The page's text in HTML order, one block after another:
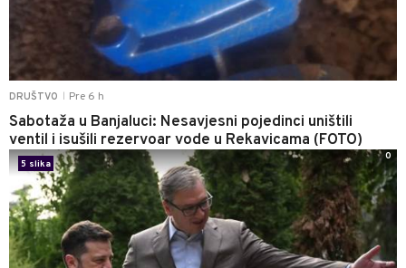
DRUŠTVO Pre 6 h
Sabotaža u Banjaluci: Nesavjesni pojedinci uništili
ventil i isušili rezervoar vode u Rekavicama (FOTO)
5 slika
0